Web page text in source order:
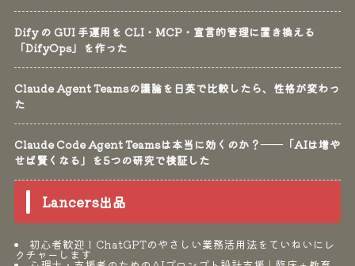
Dify の GUI 手運用を CLI・MCP・宣言的管理に置き換える
「DifyOps」を作った
Claude Agent Teamsの議論を日英で比較したら、性格が変わっ
た
Claude Code Agent Teamsは本当に効くのか？──「AIは増や
せば賢くなる」を5つの研究で検証した
Lancers出品
初心者歓迎！ChatGPTのやさしい業務活用法をていねいにレ
クチャーします